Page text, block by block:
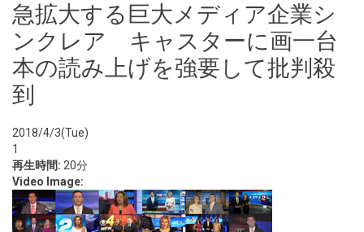
急拡大する巨大メディア企業シ
ンクレア キャスターに画一台
本の読み上げを強要して批判殺
到
2018/4/3(Tue)
1
再生時間: 20分
Video Image: